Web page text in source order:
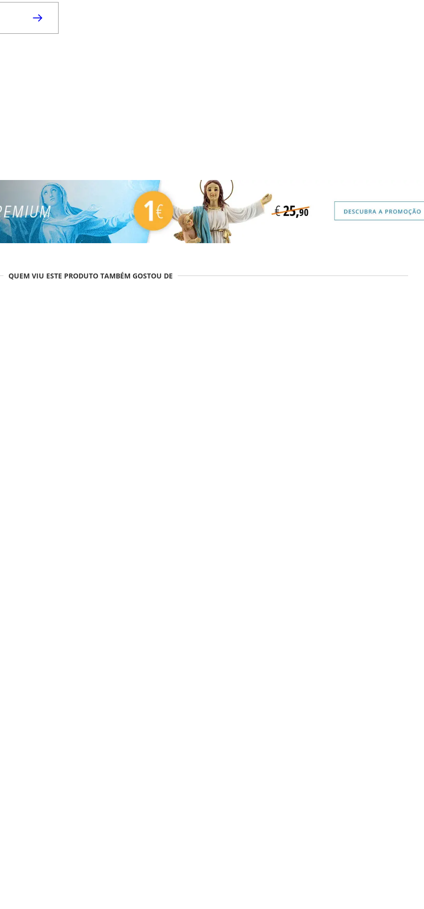
QUEM VIU ESTE PRODUTO TAMBÉM GOSTOU DE